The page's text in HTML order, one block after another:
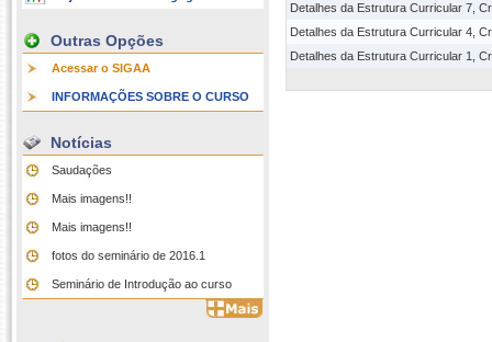
Outras Opções
Acessar o SIGAA
INFORMAÇÕES SOBRE O CURSO
Notícias
Saudações
Mais imagens!!
Mais imagens!!
fotos do seminário de 2016.1
Seminário de Introdução ao curso
Detalhes da Estrutura Curricular 7,
Detalhes da Estrutura Curricular 4,
Detalhes da Estrutura Curricular 1,